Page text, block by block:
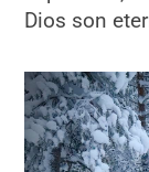
Dios son